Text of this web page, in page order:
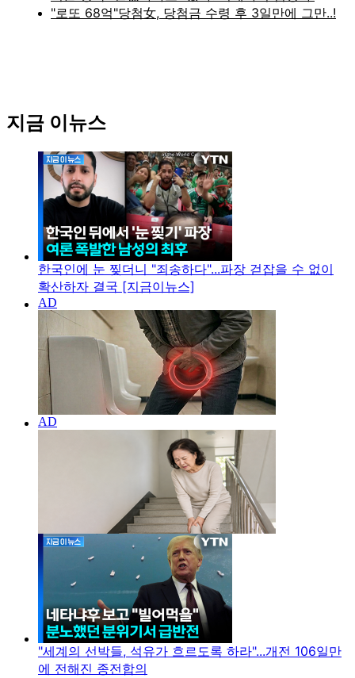
지금 이뉴스
한국인에 눈 찢더니 "죄송하다"...파장 걷잡을 수 없이
확산하자 결국 [지금이뉴스]
"세계의 선박들, 석유가 흐르도록 하라"...개전 106일만
에 전해진 종전합의